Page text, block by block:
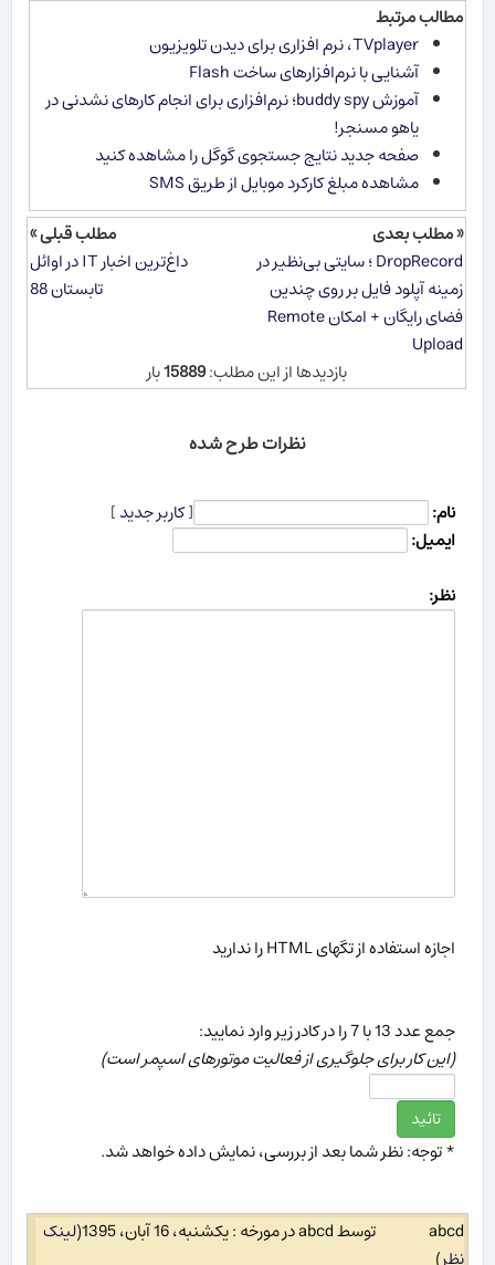
مطالب مرتبط
TVplayer، نرم افزاری برای دیدن تلویزیون
آشنایی با نرم‌افزارهای ساخت Flash
آموزش buddy spy؛ نرم‌افزاری برای انجام كارهای نشدنی در
یاهو مسنجر!
صفحه جدید نتایج جستجوی گوگل را مشاهده کنید
مشاهده مبلغ کارکرد موبایل از طریق SMS
مطلب قبلی »
داغ‌ترین اخبار IT در اوائل
تابستان 88
« مطلب بعدی
DropRecord ؛ سایتی بی‌نظیر در
زمینه آپلود فایل بر روی چندین
فضای رایگان + امکان Remote
Upload
بازدیدها از این مطلب:15889بار
نظرات طرح شده
نام: [کاربر جدید]
ایمیل:
نظر:
اجازه استفاده از تگهای HTML را ندارید
جمع عدد 13 با 7 را در كادر زیر وارد نمایید:
(این كار برای جلوگیری از فعالیت موتورهای اسپمر است)
* توجه: نظر شما بعد از بررسی، نمایش داده خواهد شد.
abcd توسط abcd در مورخه : یکشنبه، 16 آبان، 1395 (لینک
نظر)